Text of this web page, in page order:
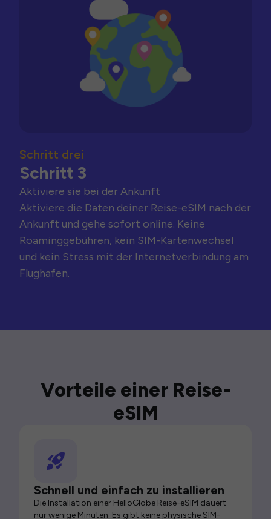
Schritt drei
Schritt 3
Aktiviere sie bei der Ankunft
Aktiviere die Daten deiner Reise-eSIM nach der
Ankunft und gehe sofort online. Keine
Roaminggebühren, kein SIM-Kartenwechsel
und kein Stress mit der Internetverbindung am
Flughafen.
Vorteile einer Reise-
eSIM
Schnell und einfach zu installieren
Die Installation einer HelloGlobe Reise-eSIM dauert
nur wenige Minuten. Es gibt keine physische SIM-